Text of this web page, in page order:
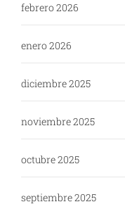
febrero 2026
enero 2026
diciembre 2025
noviembre 2025
octubre 2025
septiembre 2025